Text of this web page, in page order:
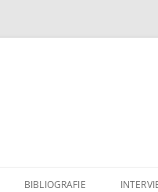
BIBLIOGRAFIE